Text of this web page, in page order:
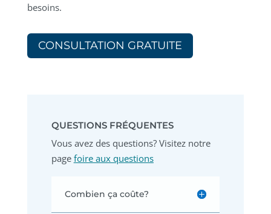
besoins.
CONSULTATION GRATUITE
QUESTIONS FRÉQUENTES
Vous avez des questions? Visitez notre
page foire aux questions
Combien ça coûte?